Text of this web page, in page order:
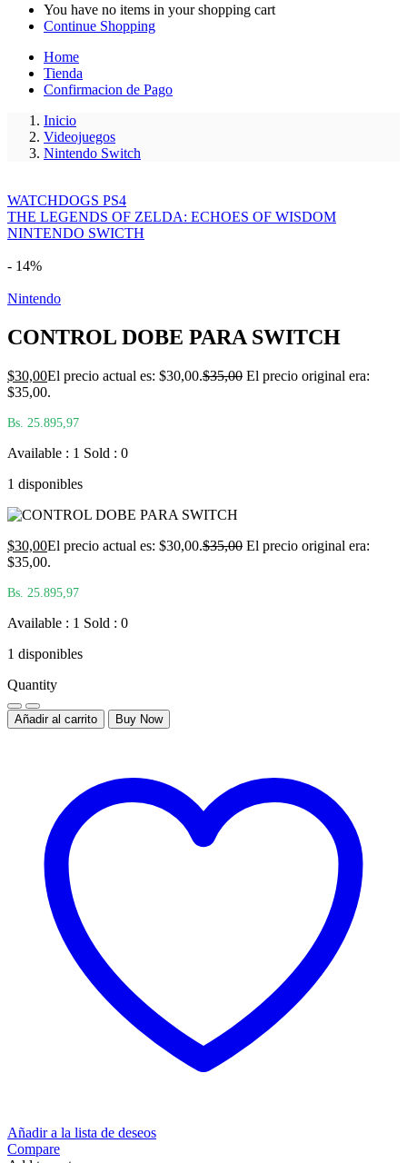
You have no items in your shopping cart
Continue Shopping
Home
Tienda
Confirmacion de Pago
Inicio
Videojuegos
Nintendo Switch
WATCHDOGS PS4
THE LEGENDS OF ZELDA: ECHOES OF WISDOM
NINTENDO SWICTH
- 14%
Nintendo
CONTROL DOBE PARA SWITCH
$30,00El precio actual es: $30,00.$35,00 El precio original era:
$35,00.
Bs. 25.895,97
Available : 1 Sold : 0
1 disponibles
$30,00El precio actual es: $30,00.$35,00 El precio original era:
$35,00.
Bs. 25.895,97
Available : 1 Sold : 0
1 disponibles
Quantity
Añadir al carrito Buy Now
Añadir a la lista de deseos
Compare